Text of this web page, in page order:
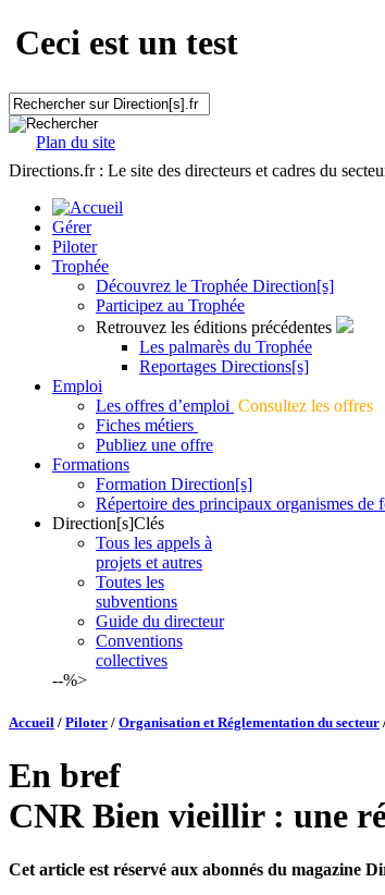
Ceci est un test
Plan du site
Directions.fr : Le site des directeurs et cadres du
Gérer
Piloter
Trophée
Découvrez le Trophée Direction[s]
Participez au Trophée
Retrouvez les éditions précédentes
Les palmarès du Trophée
Reportages Directions[s]
Emploi
Les offres d’emploi Consultez les offres
Fiches métiers
Publiez une offre
Formations
Formation Direction[s]
Répertoire des principaux organismes de
Direction[s]Clés
Tous les appels à
projets et autres
Toutes les
subventions
Guide du directeur
Conventions
collectives
--%>
Accueil / Piloter / Organisation et Réglementation du secteur
En bref
CNR Bien vieillir : une
Cet article est réservé aux abonnés du magazine